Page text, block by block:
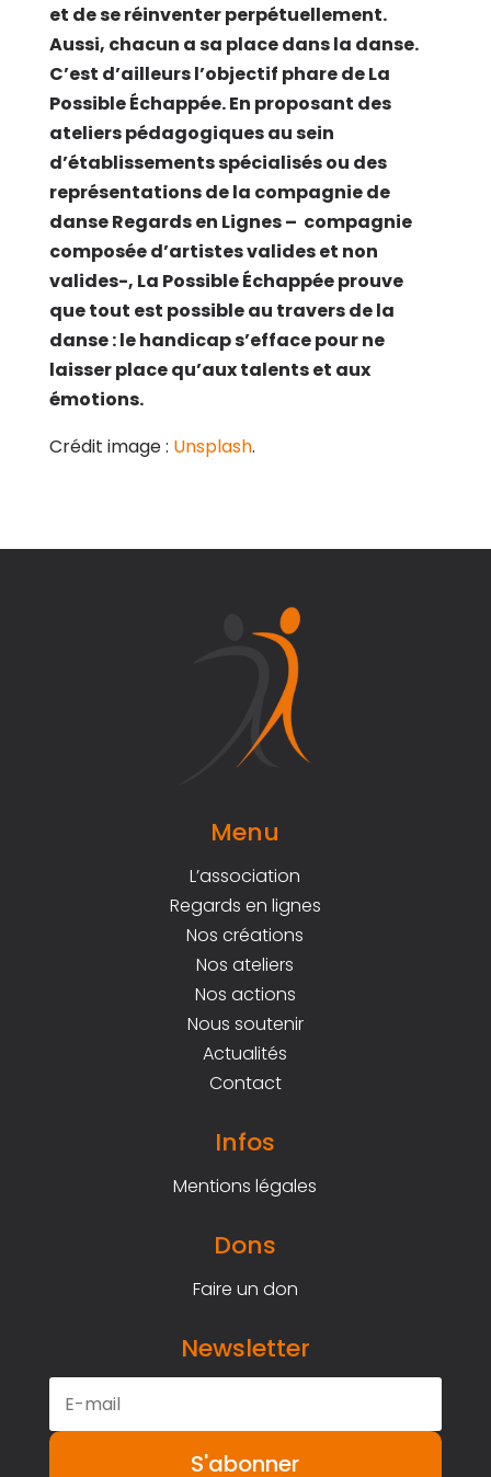
et de se réinventer perpétuellement.
Aussi, chacun a sa place dans la danse.
C’est d’ailleurs l’objectif phare de La
Possible Échappée. En proposant des
ateliers pédagogiques au sein
d’établissements spécialisés ou des
représentations de la compagnie de
danse Regards en Lignes – compagnie
composée d’artistes valides et non
valides-, La Possible Échappée prouve
que tout est possible au travers de la
danse : le handicap s’efface pour ne
laisser place qu’aux talents et aux
émotions.
Crédit image : Unsplash.
Menu
L’association
Regards en lignes
Nos créations
Nos ateliers
Nos actions
Nous soutenir
Actualités
Contact
Infos
Mentions légales
Dons
Faire un don
Newsletter
S'abonner